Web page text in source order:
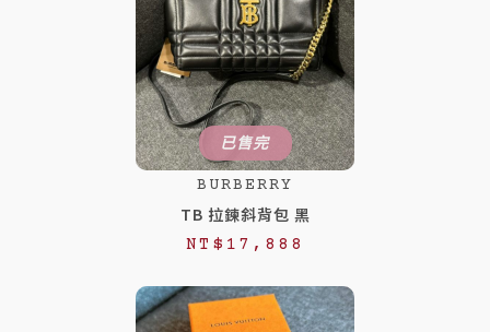
已售完
BURBERRY
TB 拉鍊斜背包 黑
NT$ 17,888